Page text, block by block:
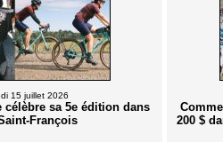
15 juillet 2026
célèbre sa 5e édition dans
François
200 $